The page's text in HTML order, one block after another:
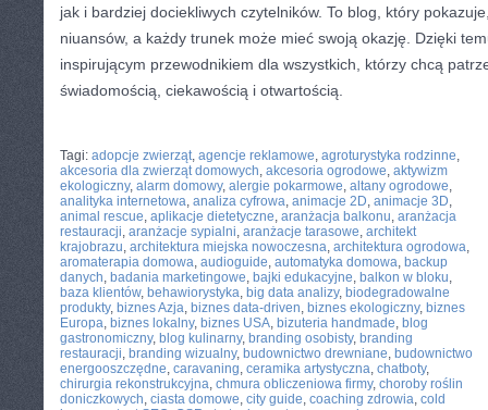
jak i bardziej dociekliwych czytelników. To blog, który
niuansów, a każdy trunek może mieć swoją okazję. Dzięki
inspirującym przewodnikiem dla wszystkich, którzy chcą
świadomością, ciekawością i otwartością.
Tagi: adopcje zwierząt, agencje reklamowe, agroturystyka rodzinne,
akcesoria dla zwierząt domowych, akcesoria ogrodowe, aktywizm
ekologiczny, alarm domowy, alergie pokarmowe, altany ogrodowe,
analityka internetowa, analiza cyfrowa, animacje 2D, animacje 3D,
animal rescue, aplikacje dietetyczne, aranżacja balkonu, aranżacja
restauracji, aranżacje sypialni, aranżacje tarasowe, architekt
krajobrazu, architektura miejska nowoczesna, architektura ogrodowa,
aromaterapia domowa, audioguide, automatyka domowa, backup
danych, badania marketingowe, bajki edukacyjne, balkon w bloku,
baza klientów, behawiorystyka, big data analizy, biodegradowalne
produkty, biznes Azja, biznes data-driven, biznes ekologiczny, biznes
Europa, biznes lokalny, biznes USA, bizuteria handmade, blog
gastronomiczny, blog kulinarny, branding osobisty, branding
restauracji, branding wizualny, budownictwo drewniane, budownictwo
energooszczędne, caravaning, ceramika artystyczna, chatboty,
chirurgia rekonstrukcyjna, chmura obliczeniowa firmy, choroby roślin
doniczkowych, ciasta domowe, city guide, coaching zdrowia, cold